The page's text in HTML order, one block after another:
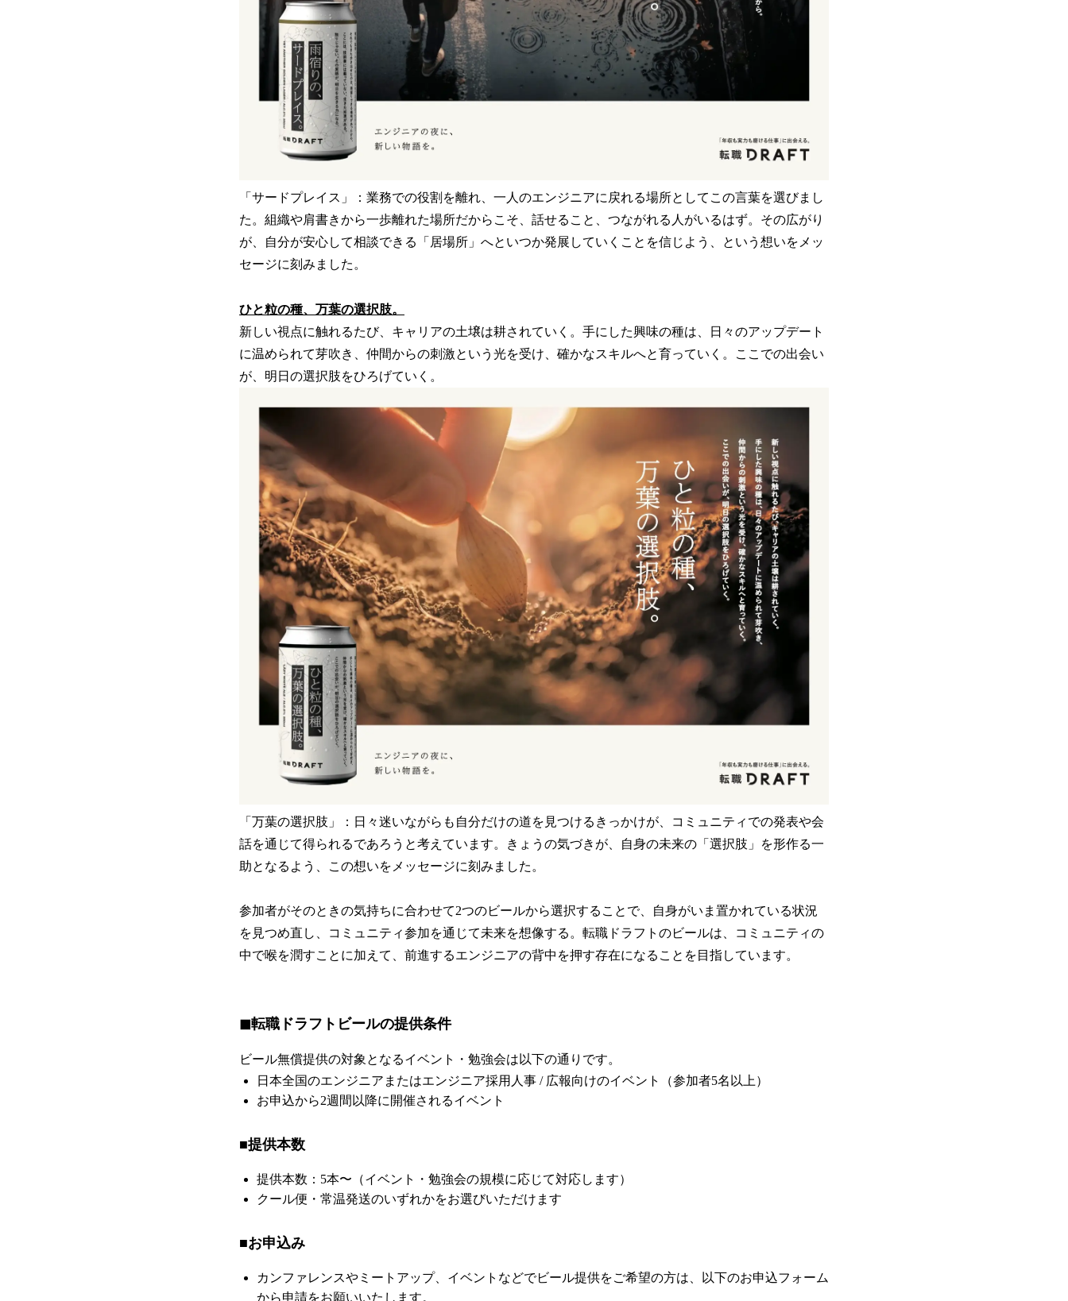
「サードプレイス」：業務での役割を離れ、一人のエンジニアに戻れる場所としてこの言葉を選びまし
た。組織や肩書きから一歩離れた場所だからこそ、話せること、つながれる人がいるはず。その広がり
が、自分が安心して相談できる「居場所」へといつか発展していくことを信じよう、という想いをメッ
セージに刻みました。
ひと粒の種、万葉の選択肢。
新しい視点に触れるたび、キャリアの土壌は耕されていく。手にした興味の種は、日々のアップデート
に温められて芽吹き、仲間からの刺激という光を受け、確かなスキルへと育っていく。ここでの出会い
が、明日の選択肢をひろげていく。
「万葉の選択肢」：日々迷いながらも自分だけの道を見つけるきっかけが、コミュニティでの発表や会
話を通じて得られるであろうと考えています。きょうの気づきが、自身の未来の「選択肢」を形作る一
助となるよう、この想いをメッセージに刻みました。
参加者がそのときの気持ちに合わせて2つのビールから選択することで、自身がいま置かれている状況
を見つめ直し、コミュニティ参加を通じて未来を想像する。転職ドラフトのビールは、コミュニティの
中で喉を潤すことに加えて、前進するエンジニアの背中を押す存在になることを目指しています。
◼︎転職ドラフトビールの提供条件
ビール無償提供の対象となるイベント・勉強会は以下の通りです。
日本全国のエンジニアまたはエンジニア採用人事 / 広報向けのイベント（参加者5名以上）
お申込から2週間以降に開催されるイベント
■提供本数
提供本数：5本〜（イベント・勉強会の規模に応じて対応します）
クール便・常温発送のいずれかをお選びいただけます
■お申込み
カンファレンスやミートアップ、イベントなどでビール提供をご希望の方は、以下のお申込フォーム
から申請をお願いいたします。